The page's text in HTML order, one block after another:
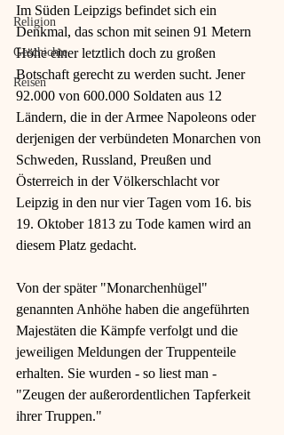
Religion
Geschichte
Reisen
Im Süden Leipzigs befindet sich ein
Denkmal, das schon mit seinen 91 Metern
Höhe einer letztlich doch zu großen
Botschaft gerecht zu werden sucht. Jener
92.000 von 600.000 Soldaten aus 12
Ländern, die in der Armee Napoleons oder
derjenigen der verbündeten Monarchen von
Schweden, Russland, Preußen und
Österreich in der Völkerschlacht vor
Leipzig in den nur vier Tagen vom 16. bis
19. Oktober 1813 zu Tode kamen wird an
diesem Platz gedacht.
Von der später "Monarchenhügel"
genannten Anhöhe haben die angeführten
Majestäten die Kämpfe verfolgt und die
jeweiligen Meldungen der Truppenteile
erhalten. Sie wurden - so liest man -
"Zeugen der außerordentlichen Tapferkeit
ihrer Truppen."